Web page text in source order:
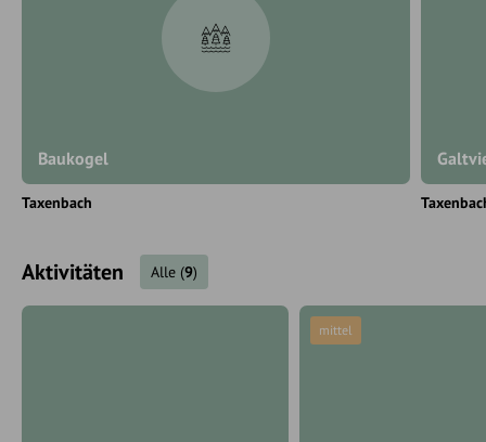
Baukogel
Taxenbach
Aktivitäten Alle (9)
mittel